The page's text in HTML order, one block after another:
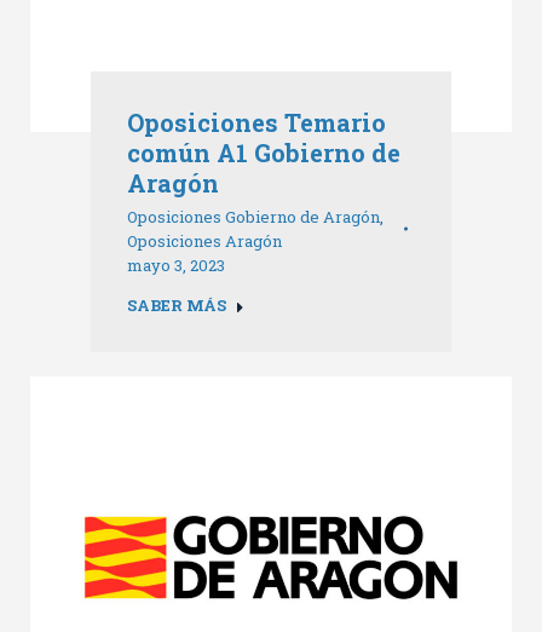
Oposiciones Temario
común A1 Gobierno de
Aragón
Oposiciones Gobierno de Aragón,
Oposiciones Aragón
mayo 3, 2023
SABER MÁS